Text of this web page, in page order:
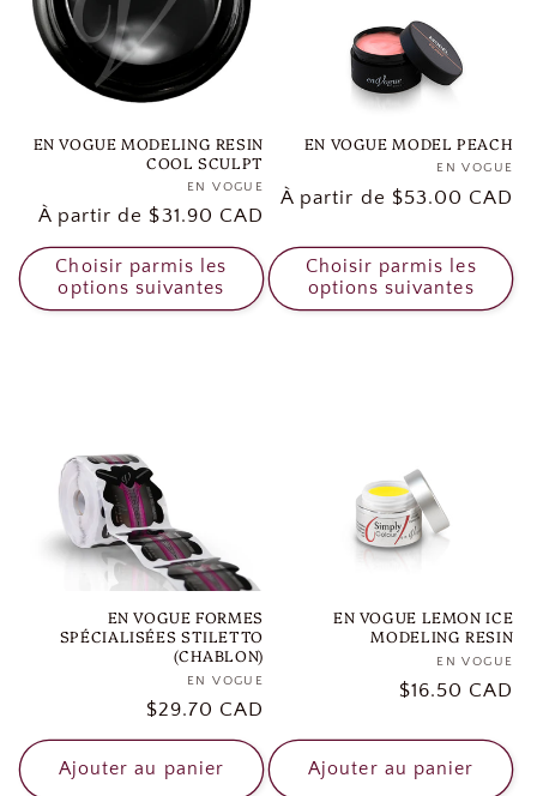
EN VOGUE MODELING RESIN
COOL SCULPT
Distributeur :
EN VOGUE
Prix
habituel
À partir de $31.90 CAD
Choisir parmis les
options suivantes
EN VOGUE MODEL PEACH
EN VOGUE
Prix
À partir de $53.00 CAD
Choisir parmis les
options suivantes
EN VOGUE FORMES
SPÉCIALISÉES STILETTO
(CHABLON)
EN VOGUE
Prix
habituel
$29.70 CAD
Ajouter au panier
EN VOGUE LEMON ICE
MODELING RESIN
EN VOGUE
Prix
$16.50 CAD
Ajouter au panier